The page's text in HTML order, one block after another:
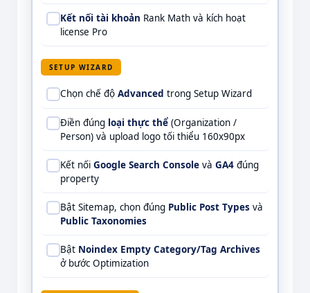
Kết nối tài khoản Rank Math và kích hoạt
license Pro
SETUP WIZARD
Chọn chế độ Advanced trong Setup Wizard
Điền đúng loại thực thể(Organization /
Person) và upload logo tối thiểu 160x90px
Kết nối Google Search Consolevà GA4đúng
property
Bật Sitemap, chọn đúng Public Post Typesvà
Public Taxonomies
Bật Noindex Empty Category/Tag Archives
ở bước Optimization